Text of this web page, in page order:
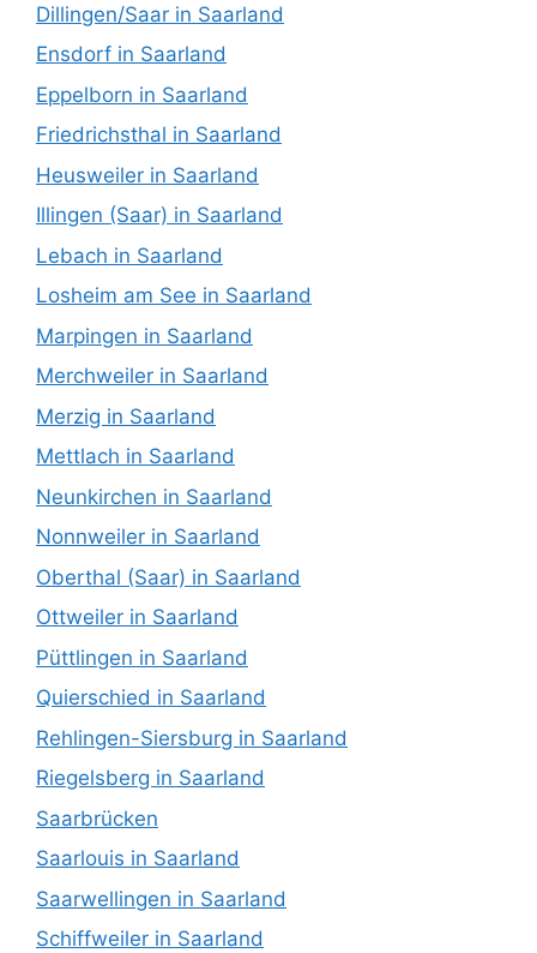
Dillingen/Saar in Saarland
Ensdorf in Saarland
Eppelborn in Saarland
Friedrichsthal in Saarland
Heusweiler in Saarland
Illingen (Saar) in Saarland
Lebach in Saarland
Losheim am See in Saarland
Marpingen in Saarland
Merchweiler in Saarland
Merzig in Saarland
Mettlach in Saarland
Neunkirchen in Saarland
Nonnweiler in Saarland
Oberthal (Saar) in Saarland
Ottweiler in Saarland
Püttlingen in Saarland
Quierschied in Saarland
Rehlingen-Siersburg in Saarland
Riegelsberg in Saarland
Saarbrücken
Saarlouis in Saarland
Saarwellingen in Saarland
Schiffweiler in Saarland